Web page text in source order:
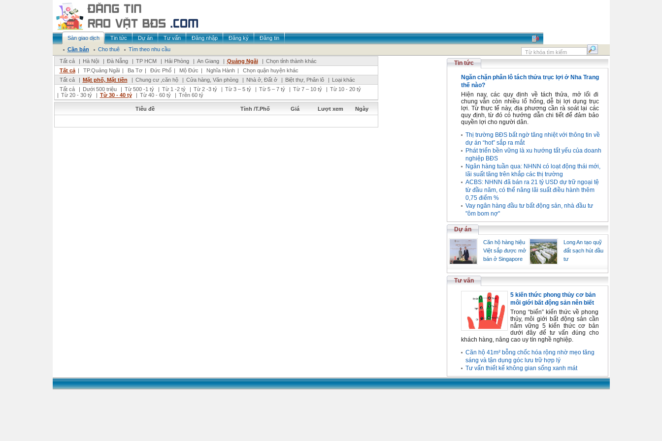
Sàn giao dịch Tin tức Dự án Tư vấn Đăng nhập Đăng ký
Đăng tin
Cần bán
Cho thuê
Tìm theo nhu cầu
Tất cả
| Hà Nội | Đà Nẵng | TP HCM | Hải Phòng | An Giang | Quảng Ngãi | Chọn tỉnh thành khác
Tất cả | TP.Quảng Ngãi | Ba Tơ | Đức Phổ | Mộ Đức | Nghĩa Hành |
Chọn quận huyện khác
Tất cả
| Mặt phố, Mặt tiền | Chung cư ,căn hộ | Cửa hàng, Văn phòng | Nhà ở, Đất ở | Biệt thự, Phân lô | Loại khác
Tất cả
| Dưới 500 triệu | Từ 500 -1 tỷ | Từ 1 -2 tỷ | Từ 2 -3 tỷ | Từ 3 – 5 tỷ | Từ 5 – 7 tỷ | Từ 7 – 10 tỷ | Từ 10 - 20 tỷ
| Từ 20 - 30 tỷ | Từ 30 - 40 tỷ | Từ 40 - 60 tỷ | Trên 60 tỷ
Tiêu đề Tỉnh /T.Phố Giá Lượt xem Ngày
Tin tức
Ngăn chặn phân lô tách thửa trục lợi ở Nha Trang
thế nào?
Hiện nay, các quy định về tách thửa, mở lối đi
chung vẫn còn nhiều lổ hổng, dễ bị lợi dụng trục
lợi. Từ thực tế này, địa phương cần rà soát lại các
quy định, từ đó có hướng dẫn chi tiết để đảm bảo
quyền lợi cho người dân.
Thị trường BĐS bất ngờ tăng nhiệt với thông tin về
dự án “hot” sắp ra mắt
Phát triển bền vững là xu hướng tất yếu của doanh
nghiệp BĐS
Ngân hàng tuần qua: NHNN có loạt động thái mới,
lãi suất tăng trên khắp các thị trường
ACBS: NHNN đã bán ra 21 tỷ USD dự trữ ngoại tệ
từ đầu năm, có thể nâng lãi suất điều hành thêm
0,75 điểm %
Vay ngân hàng đầu tư bất động sản, nhà đầu tư
"ôm bom nợ"
Dự án
Căn hộ hàng hiệu
Việt sắp được mở
bán ở Singapore
Long An tạo quỹ
đất sạch hút đầu
tư
Tư vấn
5 kiến thức phong thủy cơ bản
môi giới bất động sản nên biết
Trong “biển” kiến thức về phong
thủy, môi giới bất động sản cần
nắm vững 5 kiến thức cơ bản
dưới đây để tư vấn đúng cho
khách hàng, nâng cao uy tín nghề nghiệp.
Căn hộ 41m² bỗng chốc hóa rộng nhờ mẹo tăng
sáng và tận dụng góc lưu trữ hợp lý
Tư vấn thiết kế không gian sống xanh mát